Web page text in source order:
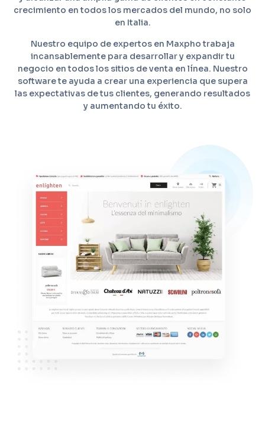
crecimiento en todos los mercados del mundo, no solo
en Italia.
Nuestro equipo de expertos en Maxpho trabaja
incansablemente para desarrollar y expandir tu
negocio en todos los sitios de venta en línea. Nuestro
software te ayuda a crear una experiencia que supera
las expectativas de tus clientes, generando resultados
y aumentando tu éxito.